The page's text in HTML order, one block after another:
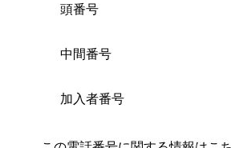
頭番号
中間番号
加入者番号